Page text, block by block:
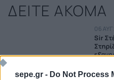
sepe.gr - Do Not Process
ΔΕΙΤΕ ΑΚΟΜΑ
06
Sir
06